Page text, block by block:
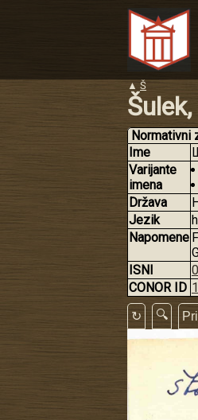
▲ Š
Normativni
Ime
Varijante
imena
Država
Jezik
Napomene
ISNI
CONOR ID